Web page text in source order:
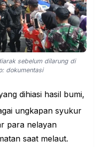
sebelum dilarung di
dokumentasi
dihiasi hasil bumi,
ungkapan syukur
para nelayan
saat melaut.